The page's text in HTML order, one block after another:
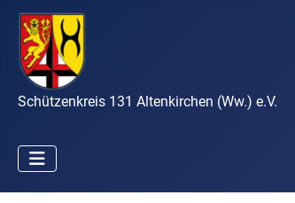
Schützenkreis 131 Altenkirchen (Ww.) e.V.